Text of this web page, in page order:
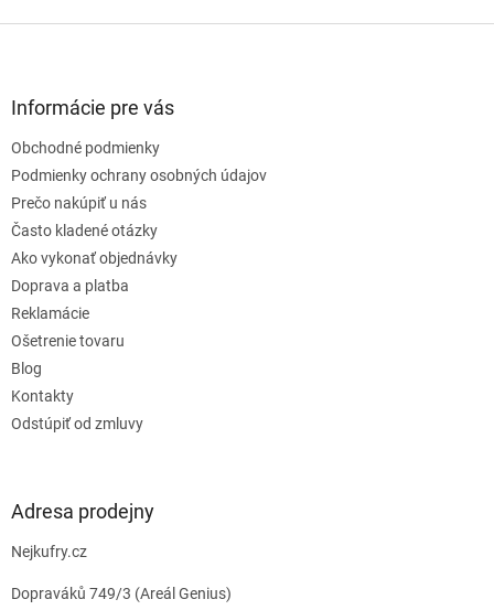
Informácie pre vás
Obchodné podmienky
Podmienky ochrany osobných údajov
Prečo nakúpiť u nás
Často kladené otázky
Ako vykonať objednávky
Doprava a platba
Reklamácie
Ošetrenie tovaru
Blog
Kontakty
Odstúpiť od zmluvy
Adresa prodejny
Nejkufry.cz
Dopraváků 749/3 (Areál Genius)